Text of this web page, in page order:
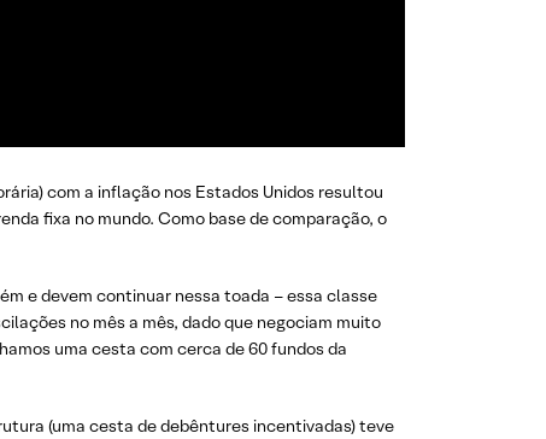
com a inflação nos Estados Unidos resultou
fixa no mundo. Como base de comparação, o
e devem continuar nessa toada – essa classe
no mês a mês, dado que negociam muito
uma cesta com cerca de 60 fundos da
(uma cesta de debêntures incentivadas) teve